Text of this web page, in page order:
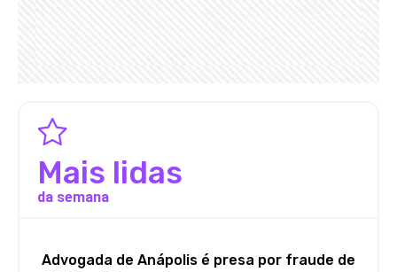
Mais lidas
da semana
Advogada de Anápolis é presa por fraude de